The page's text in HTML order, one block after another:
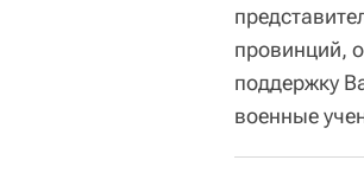
провинций,
поддержку
военные